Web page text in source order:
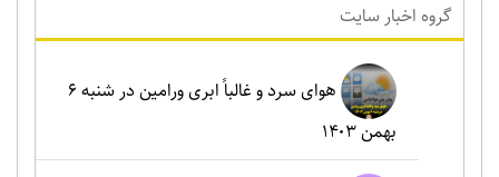
گروه اخبار سايت
هوای سرد و غالباً ابری ورامین در شنبه ۶
بهمن ۱۴۰۳